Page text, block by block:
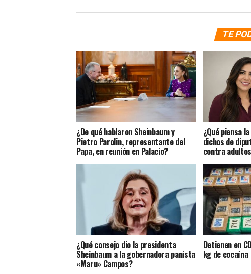
TE
¿De qué hablaron Sheinbaum y
Pietro Parolin, representante del
Papa, en reunión en Palacio?
¿Qué piensa
dichos de
contra
¿Qué consejo dio la presidenta
Sheinbaum a la gobernadora panista
«Maru» Campos?
Detienen en
kg de cocaína